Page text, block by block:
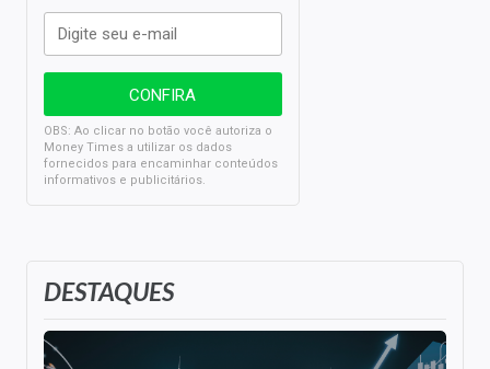
DESTAQUES
OBS: Ao clicar no botão você autoriza o
Money Times a utilizar os dados
fornecidos para encaminhar conteúdos
informativos e publicitários.